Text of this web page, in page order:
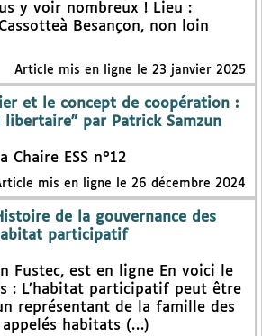
y voir nombreux ! Lieu :
Besançon, non loin
Article mis en ligne le 23 janvier 2025
et le concept de coopération :
par Patrick Samzun
Chaire ESS n°12
mis en ligne le 26 décembre 2024
de la gouvernance des
participatif
Fustec, est en ligne En voici le
: L’habitat participatif peut être
représentant de la famille des
habitats (…)